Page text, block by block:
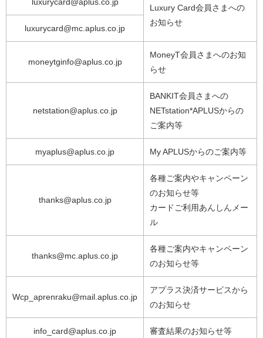
Luxury Card会員さまへの
お知らせ
luxurycard@mc.aplus.co.jp
moneytginfo@aplus.co.jp
MoneyT会員さまへのお知
らせ
netstation@aplus.co.jp
BANKIT会員さまへの
NETstation*APLUSからの
ご案内等
myaplus@aplus.co.jp My APLUSからのご案内等
thanks@aplus.co.jp
各種ご案内やキャンペーン
のお知らせ等
カードご利用あんしんメー
ル
thanks@mc.aplus.co.jp
各種ご案内やキャンペーン
のお知らせ等
Wcp_aprenraku@mail.aplus.co.jp
アプラス決済サービスから
のお知らせ
info_card@aplus.co.jp 審査結果のお知らせ等